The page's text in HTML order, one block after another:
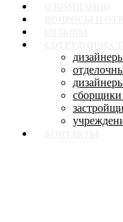
сборщики